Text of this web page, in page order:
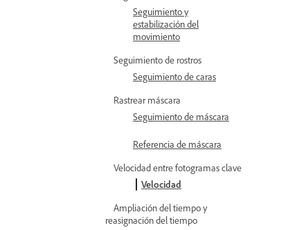
Seguimiento y
estabilización del
movimiento
Seguimiento de rostros
Seguimiento de caras
Rastrear máscara
Seguimiento de máscara
Referencia de máscara
Velocidad entre fotogramas clave
Velocidad
Ampliación del tiempo y
reasignación del tiempo